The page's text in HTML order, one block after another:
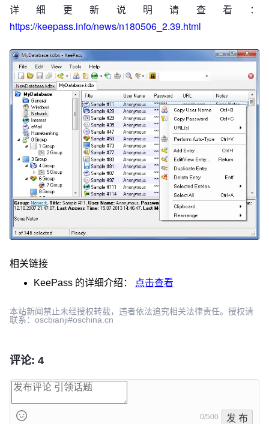
详细更新说明请查看：
https://keepass.info/news/n180506_2.39.html
相关链接
KeePass 的详细介绍： 点击查看
本站新闻禁止未经授权转载，违者依法追究相关法律责任。授权请
联系：oscbianji#oschina.cn
评论: 4
0/500 发 布